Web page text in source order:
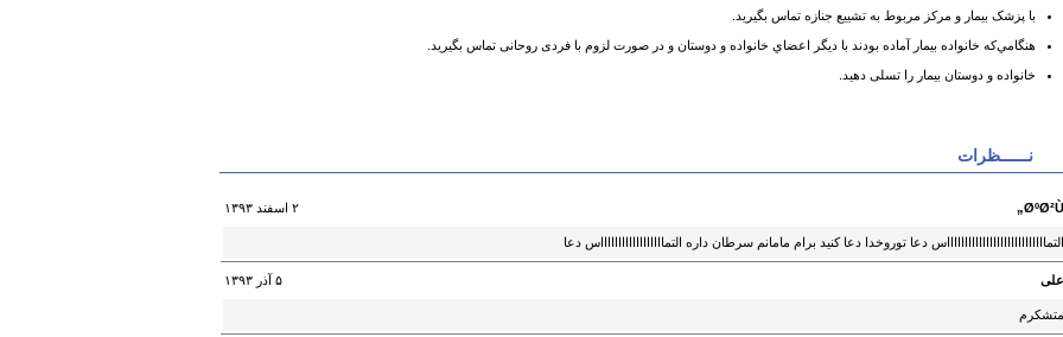
با پزشک بیمار و مرکز مربوط به تشییع جنازه تماس بگیرید.
هنگامي‌که خانواده بیمار آماده بودند با دیگر اعضاي خانواده و دوستان و در صورت لزوم با فردی روحانی تماس بگیرید.
خانواده و دوستان بیمار را تسلی دهید.
نــــــظرات
ØºØ²Ù„ ۲ اسفند ۱۳۹۳
التمااااااااااااااااااااااااااااس دعا توروخدا دعا کنید برام مامانم سرطان داره التمااااااااااااااااااس دعا
علی ۵ آذر ۱۳۹۳
متشکرم